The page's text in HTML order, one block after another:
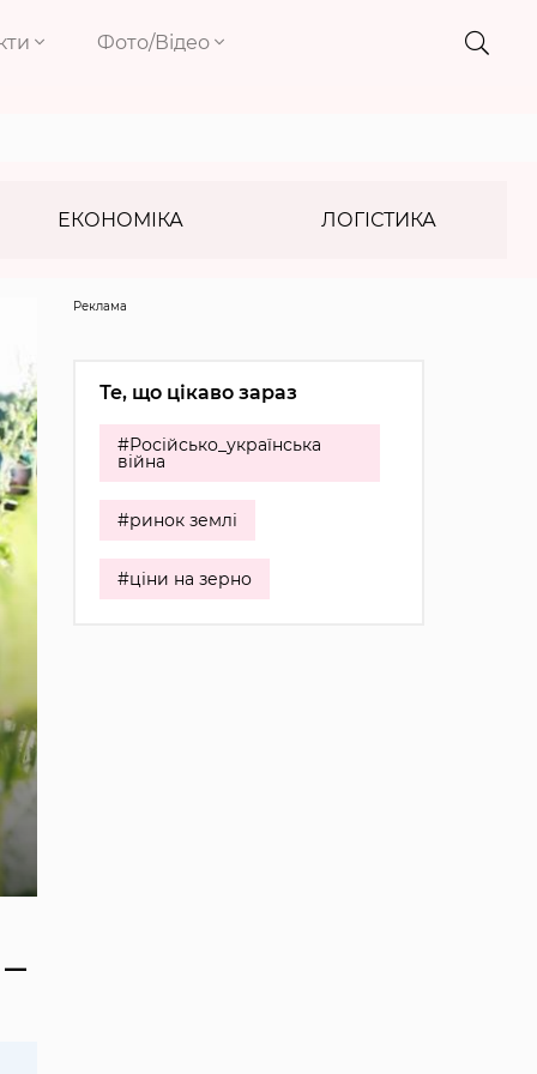
Фото/Відео
ЕКОНОМІКА ЛОГІСТИКА
—
Реклама
Те, що цікаво зараз
#Російсько_українська
війна
#ринок землі
#ціни на зерно